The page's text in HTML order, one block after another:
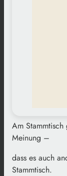
Am
Meinung –
dass es auch
Stammtisch.